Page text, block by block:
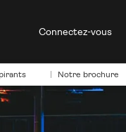
Connectez-vous
Notre brochure